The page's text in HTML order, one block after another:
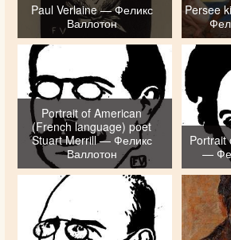
Paul Verlaine — Феликс
Валлотон
Persee
Portrait of American
(French language) poet
Stuart Merrill — Феликс
Валлотон
Portrait
—